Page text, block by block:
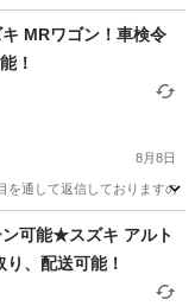
MRワゴン！車検令
！
8月8日
を通して返信しております
可能★スズキ アルト
、配送可能！